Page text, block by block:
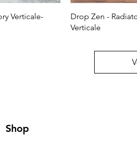
Verticale-
Drop Zen -
Verticale
Shop